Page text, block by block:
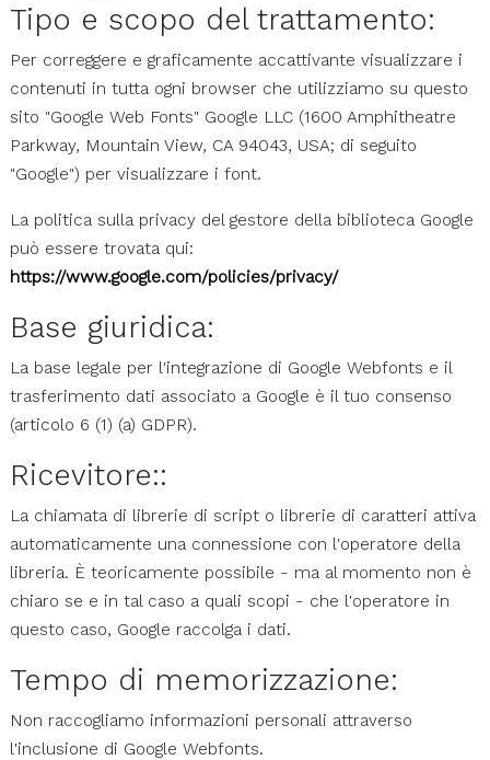
Tipo e scopo del trattamento:
Per correggere e graficamente accattivante visualizzare i
contenuti in tutta ogni browser che utilizziamo su questo
sito "Google Web Fonts" Google LLC (1600 Amphitheatre
Parkway, Mountain View, CA 94043, USA; di seguito
"Google") per visualizzare i font.
La politica sulla privacy del gestore della biblioteca Google
può essere trovata qui:
https://www.google.com/policies/privacy/
Base giuridica:
La base legale per l'integrazione di Google Webfonts e il
trasferimento dati associato a Google è il tuo consenso
(articolo 6 (1) (a) GDPR).
Ricevitore::
La chiamata di librerie di script o librerie di caratteri attiva
automaticamente una connessione con l'operatore della
libreria. È teoricamente possibile - ma al momento non è
chiaro se e in tal caso a quali scopi - che l'operatore in
questo caso, Google raccolga i dati.
Tempo di memorizzazione:
Non raccogliamo informazioni personali attraverso
l'inclusione di Google Webfonts.